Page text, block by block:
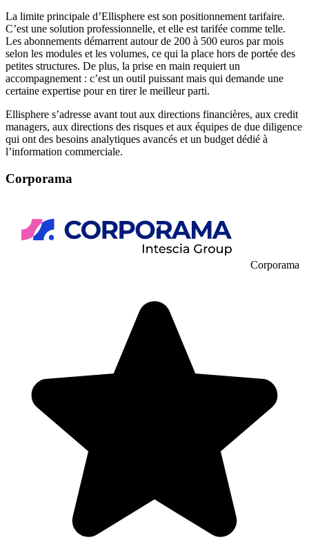
La limite principale d’Ellisphere est son positionnement tarifaire.
C’est une solution professionnelle, et elle est tarifée comme telle.
Les abonnements démarrent autour de 200 à 500 euros par mois
selon les modules et les volumes, ce qui la place hors de portée des
petites structures. De plus, la prise en main requiert un
accompagnement : c’est un outil puissant mais qui demande une
certaine expertise pour en tirer le meilleur parti.
Ellisphere s’adresse avant tout aux directions financières, aux credit
managers, aux directions des risques et aux équipes de due diligence
qui ont des besoins analytiques avancés et un budget dédié à
l’information commerciale.
Corporama
Corporama